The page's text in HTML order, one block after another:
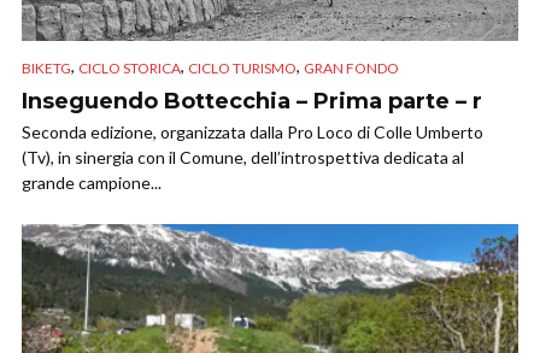
BIKETG, CICLO STORICA, CICLO TURISMO, GRAN FONDO
Inseguendo Bottecchia – Prima parte – r
Seconda edizione, organizzata dalla Pro Loco di Colle Umberto
(Tv), in sinergia con il Comune, dell’introspettiva dedicata al
grande campione...